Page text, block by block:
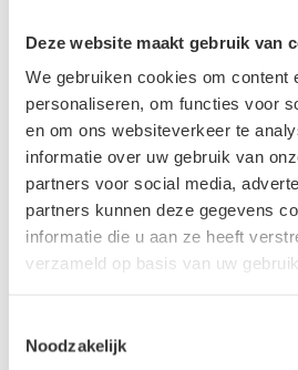
Deze website maakt gebruik van
We gebruiken cookies om content
personaliseren, om functies voor
en om ons websiteverkeer te
informatie over uw gebruik van
partners voor social media,
partners kunnen deze gegevens
informatie die u aan ze heeft
verzameld op basis van uw
Noodzakelijk
Contactgegevens
De Netelhorst 1, 8051 KE Hattem
Bel ons via+31 (0)38 444 37 77
Mail naarinfo@dejonghattem.nl